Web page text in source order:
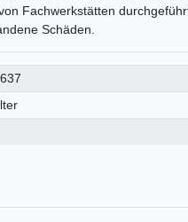
Fachwerkstätten
Schäden.